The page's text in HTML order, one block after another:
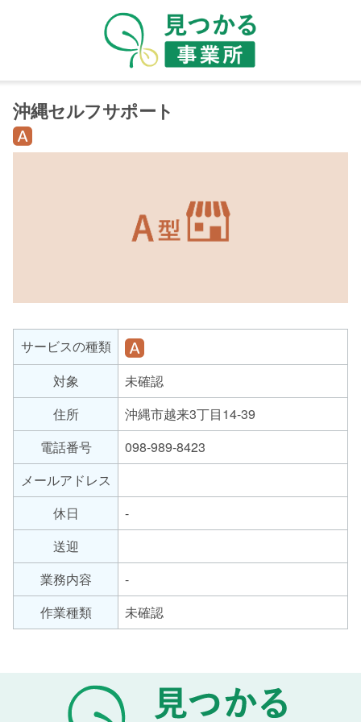
沖縄セルフサポート
ー
ビ
の
種
就
労
サービスの種類
就
労
継
続
支
援
A
対象
未確認
住所
沖縄市越来3丁目14-39
電話番号
098-989-8423
メールアドレス
休日
-
送迎
業務内容
-
作業種類
未確認